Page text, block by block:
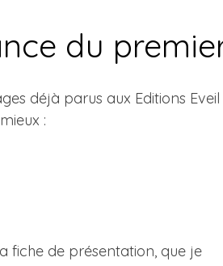
du
déjà parus aux Editions Eveil
:
fiche de présentation, que je